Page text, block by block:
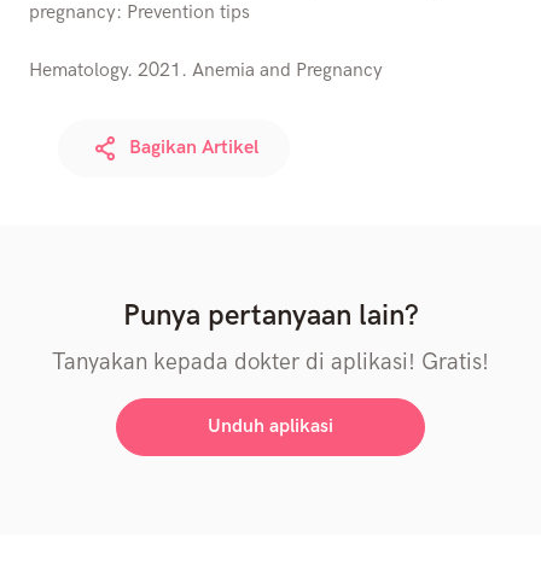
pregnancy: Prevention tips
Hematology. 2021. Anemia and Pregnancy
Bagikan Artikel
Punya pertanyaan lain?
Tanyakan kepada dokter di aplikasi! Gratis!
Unduh aplikasi